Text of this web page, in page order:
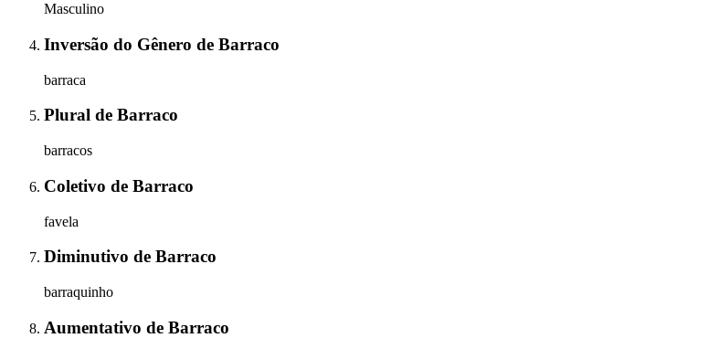
Masculino
Inversão do Gênero de Barraco
barraca
Plural de Barraco
barracos
Coletivo de Barraco
favela
Diminutivo de Barraco
barraquinho
Aumentativo de Barraco